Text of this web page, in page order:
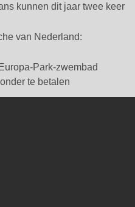
kunnen dit jaar twee keer
van Nederland:
Park-zwembad
te betalen